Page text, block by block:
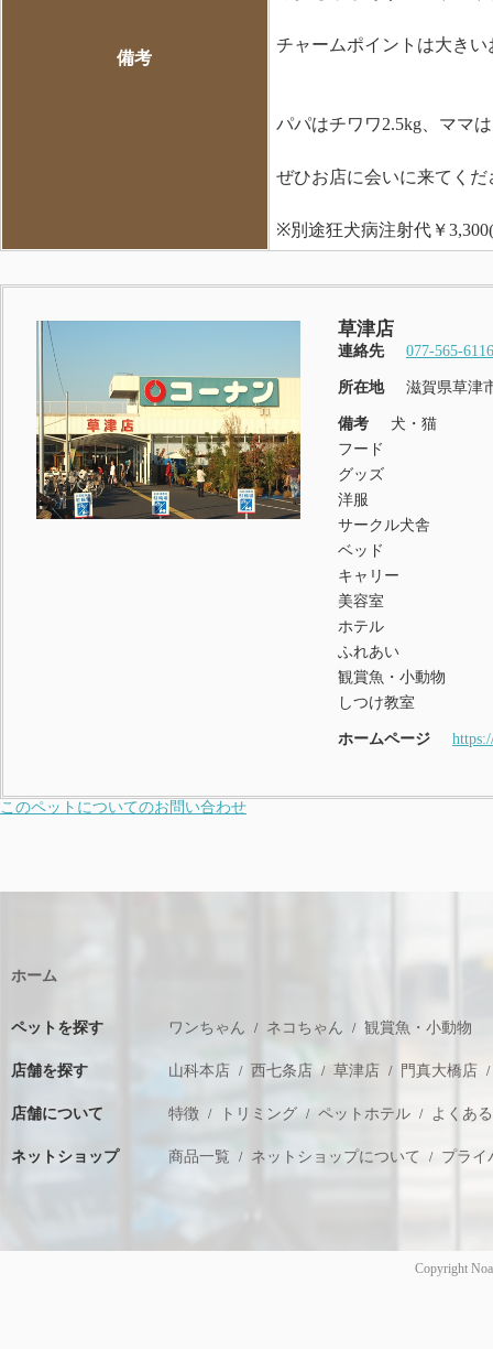
備考
チャームポイントは大き
パパはチワワ2.5kg、ママ
ぜひお店に会いに来てく
※別途狂犬病注射代￥
草津店
連絡先 077-565-6116
所在地 滋賀県草津
備考
犬・猫
フード
グッズ
洋服
サークル犬舎
ベッド
キャリー
美容室
ホテル
ふれあい
観賞魚・小動物
しつけ教室
ホームページ
このペットについてのお問い合わせ
ホーム
ペットを探す ワンちゃん ネコちゃん 観賞魚・小動物
店舗を探す 山科本店 西七条店 草津店 門真大橋店
店舗について 特徴 トリミング ペットホテル よくあ
ネットショップ 商品一覧 ネットショップについて プライ
Copyright